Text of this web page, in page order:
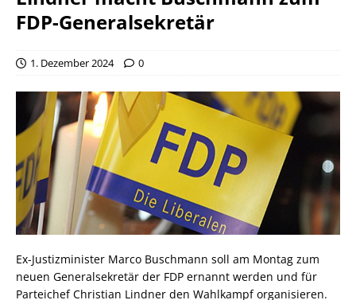
FDP-Generalsekretär
1. Dezember 2024 0
Ex-Justizminister Marco Buschmann soll am Montag zum
neuen Generalsekretär der FDP ernannt werden und für
Parteichef Christian Lindner den Wahlkampf organisieren.